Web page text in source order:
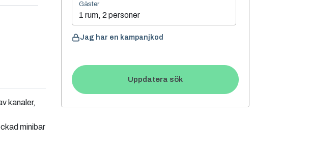
kanaler,
minibar
Gäster
1 rum, 2 personer
Jag har en kampanjkod
Uppdatera sök